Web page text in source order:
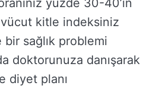
yüzde 30-40’ın
kitle indeksiniz
sağlık problemi
doktorunuza danışarak
diyet planı